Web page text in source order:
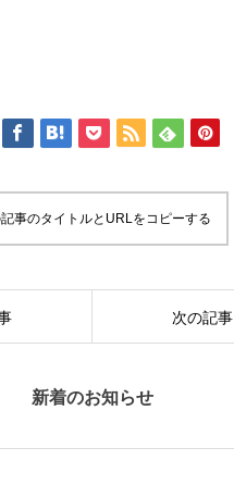
事のタイトルとURLをコピーする
次の記事
新着のお知らせ